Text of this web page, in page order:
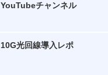
YouTubeチャンネル
10G光回線導入レポ